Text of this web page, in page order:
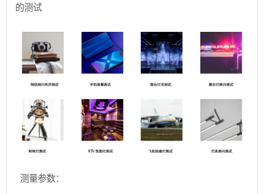
的测试
测量参数：